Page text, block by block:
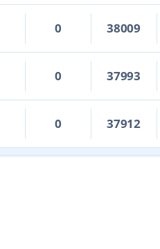
0 38009
0 37993
0 37912